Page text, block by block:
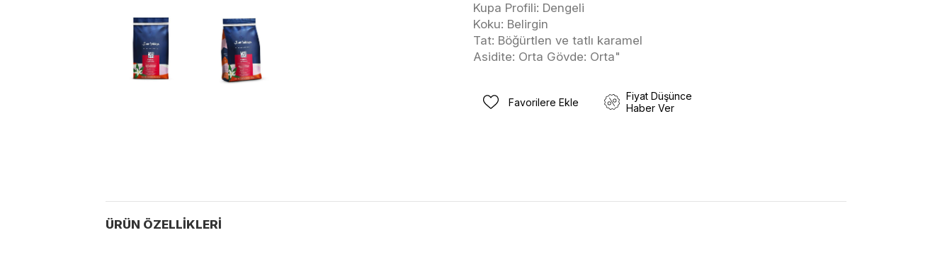
Kupa Profili: Dengeli
Koku: Belirgin
Tat: Böğürtlen ve tatlı karamel
Asidite: Orta Gövde: Orta"
Favorilere Ekle
Fiyat Düşünce
Haber Ver
ÜRÜN ÖZELLIKLERI